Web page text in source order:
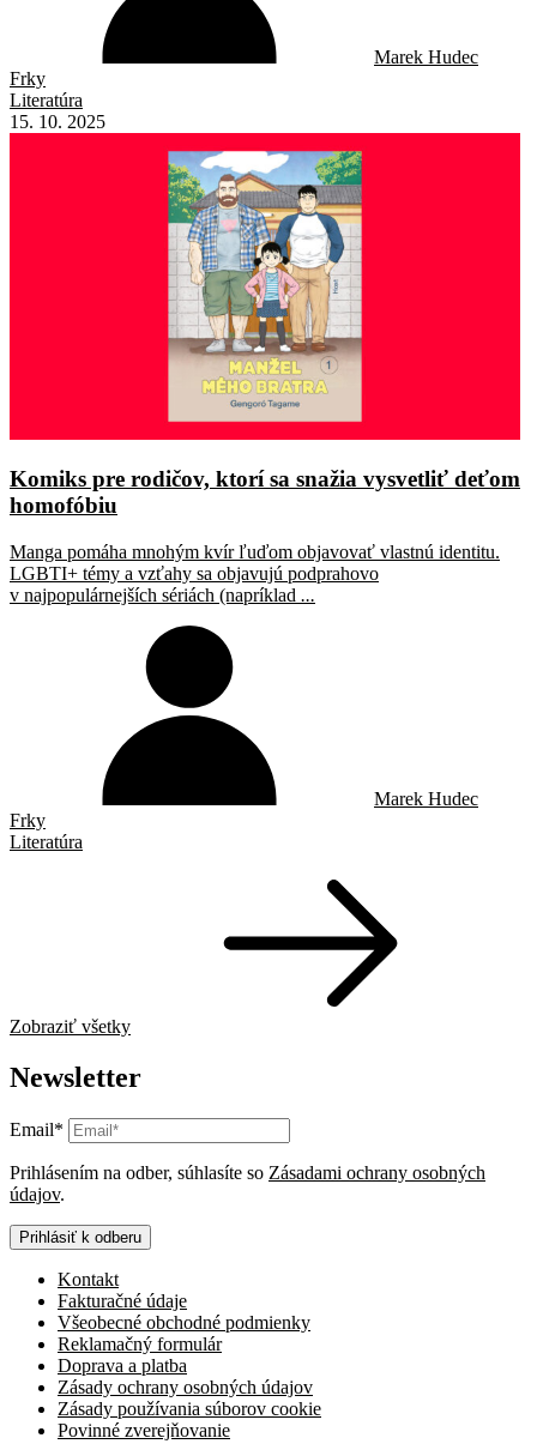
Marek Hudec
Frky
Literatúra
15. 10. 2025
Komiks pre rodičov, ktorí sa snažia vysvetliť deťom
homofóbiu
Manga pomáha mnohým kvír ľuďom objavovať vlastnú identitu.
LGBTI+ témy a vzťahy sa objavujú podprahovo
v najpopulárnejších sériách (napríklad ...
Marek Hudec
Frky
Literatúra
Zobraziť všetky
Newsletter
Email*
Prihlásením na odber, súhlasíte so Zásadami ochrany osobných
údajov.
Prihlásiť k odberu
Kontakt
Fakturačné údaje
Všeobecné obchodné podmienky
Reklamačný formulár
Doprava a platba
Zásady ochrany osobných údajov
Zásady používania súborov cookie
Povinné zverejňovanie